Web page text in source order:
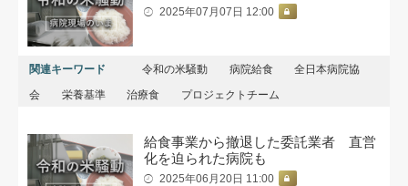
2025年07月07日 12:00
関連キーワード 令和の米騒動 病院給食
全日本病院協
会
栄養基準 治療食 プロジェクトチーム
給食事業から撤退した委託業者 直営
化を迫られた病院も
2025年06月20日 11:00